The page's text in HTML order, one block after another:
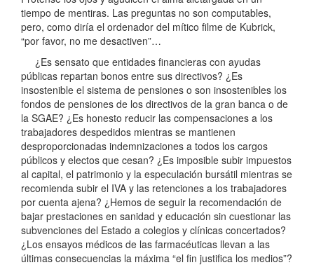
tiempo de mentiras. Las preguntas no son computables,
pero, como diría el ordenador del mítico filme de Kubrick,
“por favor, no me desactiven”…
¿Es sensato que entidades financieras con ayudas
públicas repartan bonos entre sus directivos? ¿Es
insostenible el sistema de pensiones o son insostenibles los
fondos de pensiones de los directivos de la gran banca o de
la SGAE? ¿Es honesto reducir las compensaciones a los
trabajadores despedidos mientras se mantienen
desproporcionadas indemnizaciones a todos los cargos
públicos y electos que cesan? ¿Es imposible subir impuestos
al capital, el patrimonio y la especulación bursátil mientras se
recomienda subir el IVA y las retenciones a los trabajadores
por cuenta ajena? ¿Hemos de seguir la recomendación de
bajar prestaciones en sanidad y educación sin cuestionar las
subvenciones del Estado a colegios y clínicas concertados?
¿Los ensayos médicos de las farmacéuticas llevan a las
últimas consecuencias la máxima “el fin justifica los medios”?